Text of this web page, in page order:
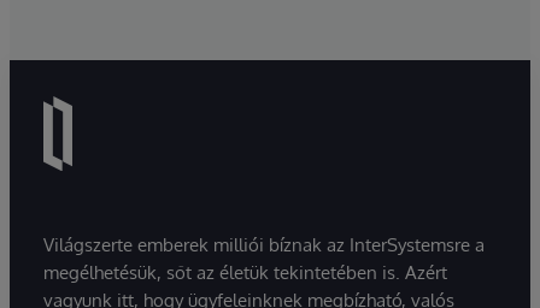
Világszerte emberek milliói bíznak az InterSystemsre a
megélhetésük, sőt az életük tekintetében is. Azért
vagyunk itt, hogy ügyfeleinknek megbízható, valós